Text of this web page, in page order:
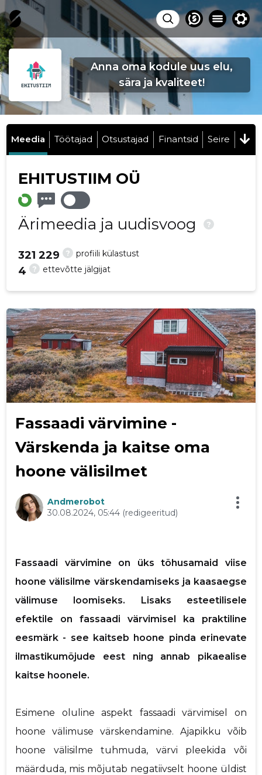
Anna oma kodule uus elu,
sära ja kvaliteet!
Meedia Töötajad Otsustajad Finantsid Seire
EHITUSTIIM OÜ
Ärimeedia ja uudisvoog ?
? profiili külastust
321 229
? ettevõtte jälgijat
4
Fassaadi värvimine -
Värskenda ja kaitse oma
hoone välisilmet
Andmerobot
30.08.2024, 05:44(redigeeritud)
Fassaadi värvimine on üks tõhusamaid viise
hoone välisilme värskendamiseks ja kaasaegse
välimuse loomiseks. Lisaks esteetilisele
efektile on fassaadi värvimisel ka praktiline
eesmärk - see kaitseb hoone pinda erinevate
ilmastikumõjude eest ning annab pikaealise
kaitse hoonele.
Esimene oluline aspekt fassaadi värvimisel on
hoone välimuse värskendamine. Ajapikku võib
hoone välisilme tuhmuda, värvi pleekida või
määrduda, mis mõjutab negatiivselt hoone üldist